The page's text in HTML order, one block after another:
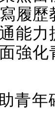
履歷
能力
強化
青年